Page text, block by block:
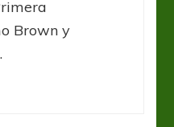
Brown y